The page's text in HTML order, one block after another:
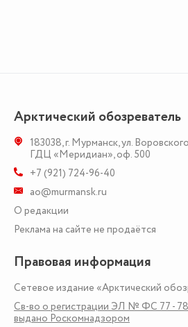
Арктический обозреватель
183038,г. Мурманск,ул.
ГДЦ «Меридиан», оф. 500
+7 (921) 724-96-40
ao@murmansk.ru
О редакции
Реклама на сайте не продаётся
Правовая информация
Сетевое издание «Арктический
Св-во о регистрации ЭЛ № ФС 77 -
выдано Роскомнадзором